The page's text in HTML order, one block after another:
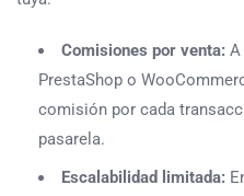
Comisiones por venta: A
PrestaShop o
comisión por cada
pasarela.
Escalabilidad limitada: